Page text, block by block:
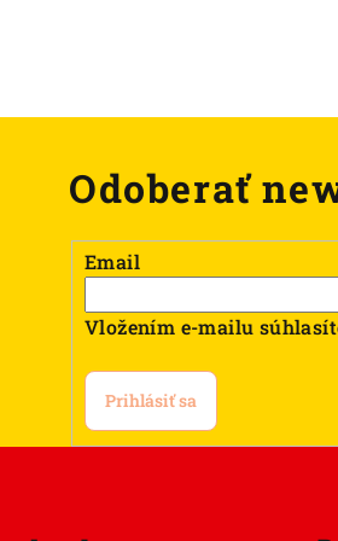
Odoberať
Email
Vložením e-mailu
Prihlásiť sa